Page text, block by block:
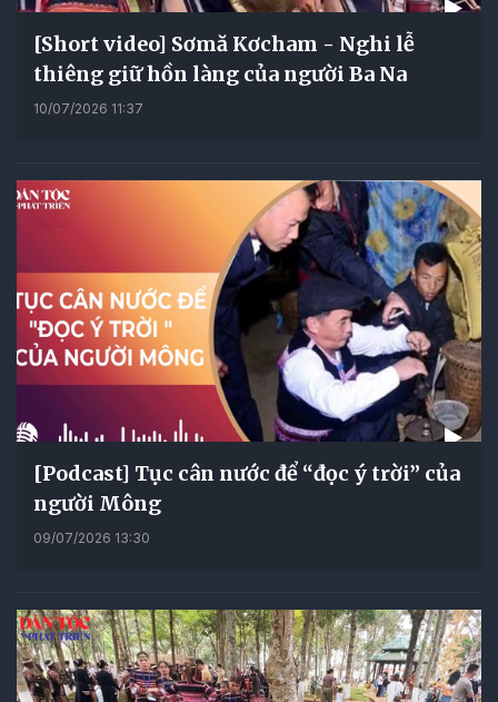
[Short video] Sơmă Kơcham - Nghi lễ
thiêng giữ hồn làng của người Ba Na
10/07/2026 11:37
[Podcast] Tục cân nước để “đọc ý trời” của
người Mông
09/07/2026 13:30